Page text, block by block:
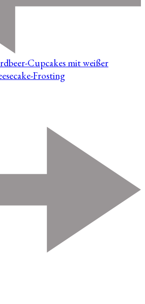
Cupcakes mit weißer
Frosting